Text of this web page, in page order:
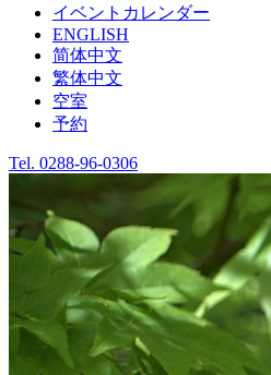
イベントカレンダー
ENGLISH
简体中文
繁体中文
空室
予約
Tel. 0288-96-0306